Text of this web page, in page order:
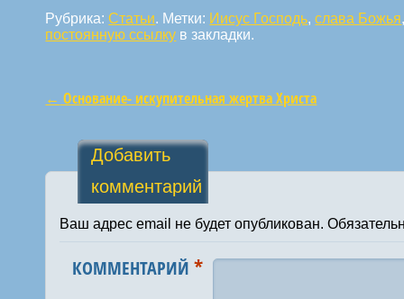
Рубрика:Статьи. Метки: Иисус Господь,слава Божья
постоянную ссылку в закладки.
Навигация по статьям
← Основание- искупительная жертва Христа
Добавить
комментарий
Ваш адрес email не будет опубликован.
КОММЕНТАРИЙ*